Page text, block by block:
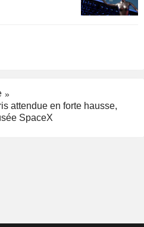
attendue en forte hausse,
SpaceX